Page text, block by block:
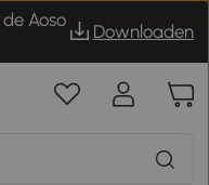
Aoso
Downloaden